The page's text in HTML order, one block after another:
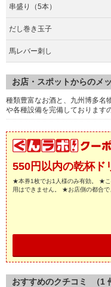
串盛り（5本）
だし巻き玉子
馬レバー刺し
お店・スポットからのメ
種類豊富なお酒と、九州博多名
や各種設備を完備しております
550円以内の乾杯ド
★本券1枚でお1人様のみ有効。 ★こ
用はできません。 ★お店側の都合
おすすめのクチコミ （1